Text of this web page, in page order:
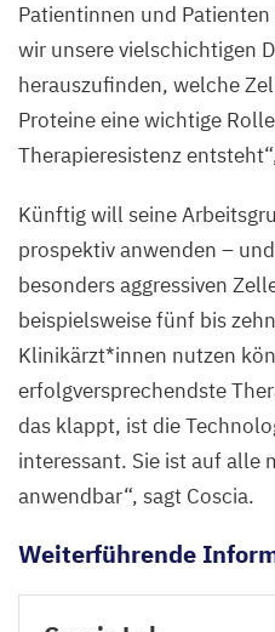
Patientinnen und
wir unsere vielschichtigen
herauszufinden, welche
Proteine eine wichtige
Therapieresistenz
Künftig will seine
prospektiv anwenden –
besonders aggressiven
beispielsweise fünf bis
Klinikärzt*innen nutzen
erfolgversprechendste
das klappt, ist die
interessant. Sie ist auf alle
anwendbar“, sagt Coscia.
Weiterführende